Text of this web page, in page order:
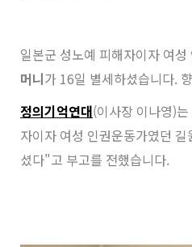
일본군 성노예 피해자이자 여성
머니가 16일 별세하셨습니다.
정의기억연대(이사장 이나영)
자이자 여성 인권운동가였던
셨다"고 부고를 전했습니다.